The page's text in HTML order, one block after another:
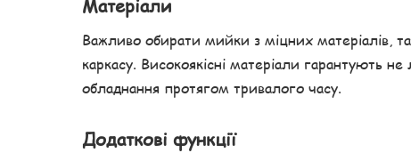
Матеріали
Важливо обирати мийки з міцних матеріалів,
каркасу. Високоякісні матеріали гарантують
обладнання протягом тривалого часу.
Додаткові функції